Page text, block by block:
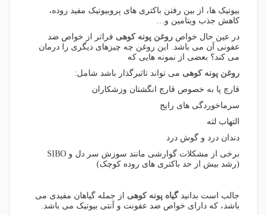
بیوتیک ها، از بین رفتن باکتری های پروبیوتیک مفید روده،
کاهش جذب ویتامین و…
در عین حال خواص روغن پونه کوهی فراتر از خواص ضد
عفونی آن می باشد. این روغن چه چیزهای دیگری را درمان
می کند؟ بعضی از نمونه هایی که
روغن پونه کوهی می تواند تاثیرگذار باشد شامل:
قارچ پا به خصوص قارچ انگشتان وزشکاران
سرماخوردگی های رایج
التهاب لثه
دندان درد و گوش درد
برخی از مشکلات گوارشی مانند سوزش سر دل و SIBO
(رشد بیش از حد باکتری های روده کوچک)
جالب است بدانید گیاه پونه کوهی از جمله گیاهان مفیدی می
باشد، که دارای خواص ضد عفونت و آنتی بیوتیک می باشد.